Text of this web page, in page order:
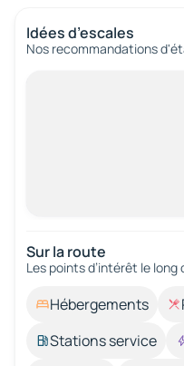
Idées d’escales
Nos recommandations
Sur la route
Les points d’intérêt le
Hébergements
Stations service